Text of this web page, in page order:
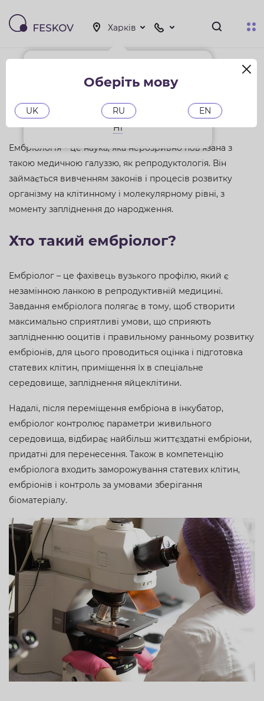
Так
Ні
Ембріолог в Києві,
Харкові
Ембріологія – це наука, яка нерозривно пов'язана з
такою медичною галуззю, як репродуктологія. Він
займається вивченням законів і процесів розвитку
організму на клітинному і молекулярному рівні, з
моменту запліднення до народження.
Хто такий ембріолог?
Ембріолог – це фахівець вузького профілю, який є
незамінною ланкою в репродуктивній медицині.
Завдання ембріолога полягає в тому, щоб створити
максимально сприятливі умови, що сприяють
заплідненню ооцитів і правильному ранньому розвитку
ембріонів, для цього проводиться оцінка і підготовка
статевих клітин, приміщення їх в спеціальне
середовище, запліднення яйцеклітини.
Надалі, після переміщення ембріона в інкубатор,
ембріолог контролює параметри живильного
середовища, відбирає найбільш життєздатні ембріони,
придатні для перенесення. Також в компетенцію
ембріолога входить заморожування статевих клітин,
ембріонів і контроль за умовами зберігання
біоматеріалу.
Оберіть мову
UK RU EN